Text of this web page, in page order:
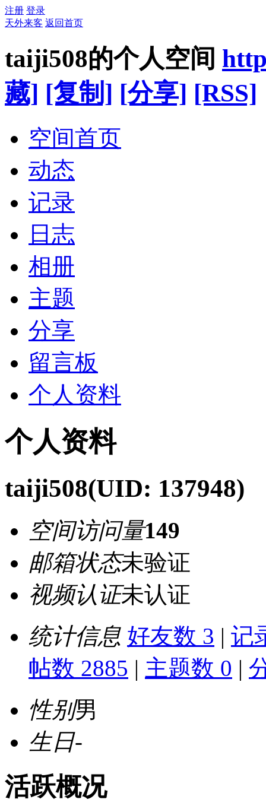
注册 登录
天外来客 返回首页
taiji508的个人空间
藏] [复制] [分享] [RSS]
空间首页
动态
记录
日志
相册
主题
分享
留言板
个人资料
个人资料
taiji508(UID: 137948)
空间访问量149
邮箱状态未验证
视频认证未认证
统计信息 好友数 3 | 记
帖数 2885 | 主题数 0 |
性别男
生日-
活跃概况